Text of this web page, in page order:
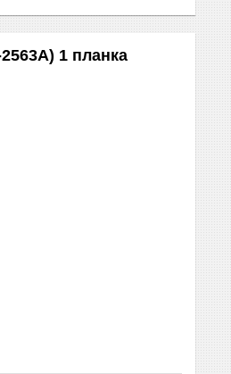
1 планка